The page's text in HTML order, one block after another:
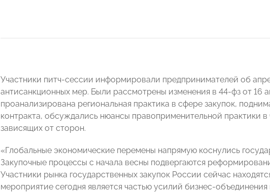
Участники питч-сессии информировали предпринимателей об
антисанкционных мер. Были рассмотрены изменения в 44-фз от 16
проанализирована региональная практика в сфере закупок,
контракта, обсуждались нюансы правоприменительной практики
зависящих от сторон.
«Глобальные экономические перемены напрямую коснулись
Закупочные процессы с начала весны подвергаются
Участники рынка государственных закупок России сейчас
мероприятие сегодня является частью усилий бизнес-